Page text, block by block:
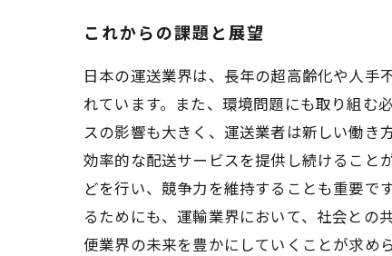
これからの課題と展望
日本の運送業界は、長年の超高齢化や人手
れています。また、環境問題にも取り組む
スの影響も大きく、運送業者は新しい働き
効率的な配送サービスを提供し続けること
どを行い、競争力を維持することも重要で
るためにも、運輸業界において、社会との
便業界の未来を豊かにしていくことが求め